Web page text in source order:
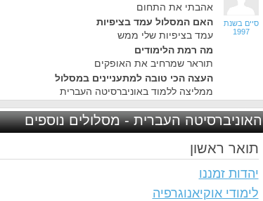
סיים בשנת
1997
אהבתי את התחום
האם המסלול עמד בציפיות
עמד בציפיות שלי ממש
מה רמת הלימודים
תוראר שמרחיב את האופקים
העצה הכי טובה למתעניינים במסלול
ממליצה ללמוד באוניברסיטה העברית
האוניברסיטה העברית - מסלולים נוספים
תואר ראשון
יהדות זמננו
לימודי אוקיאנוגרפיה